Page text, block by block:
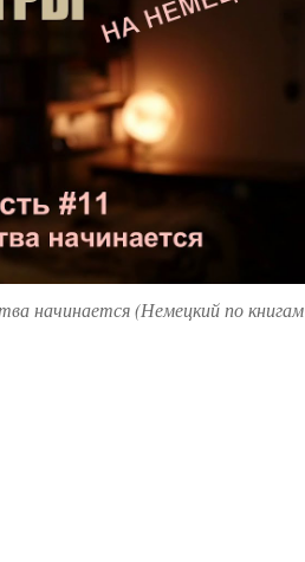
начинается (Немецкий по книгам